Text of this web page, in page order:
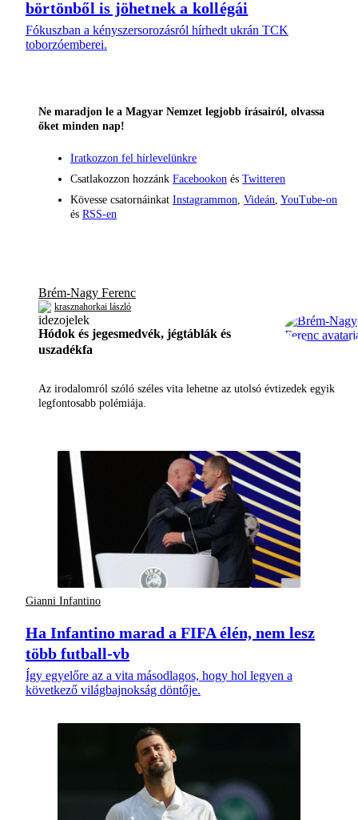
börtönből is jöhetnek a kollégái
Fókuszban a kényszersorozásról hírhedt ukrán TCK
toborzóemberei.
Ne maradjon le a Magyar Nemzet legjobb írásairól, olvassa
őket minden nap!
Iratkozzon fel hírlevelünkre
Csatlakozzon hozzánk Facebookon és Twitteren
Kövesse csatornáinkat Instagrammon Videán YouTube-on
és RSS-en
Brém-Nagy Ferenc
krasznahorkai lászló
Hódok és jegesmedvék, jégtáblák és
uszadékfa
Az irodalomról szóló széles vita lehetne az utolsó évtizedek egyik
legfontosabb polémiája.
Gianni Infantino
Ha Infantino marad a FIFA élén, nem lesz
több futball-vb
Így egyelőre az a vita másodlagos, hogy hol legyen a
következő világbajnokság döntője.